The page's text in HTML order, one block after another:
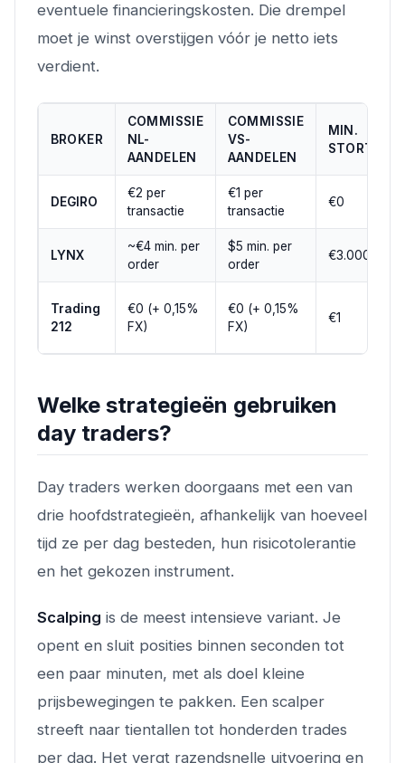
eventuele financieringskosten. Die drempel
moet je winst overstijgen vóór je netto iets
verdient.
BROKER
COMMISSIE
NL-
AANDELEN
COMMISSIE
VS-
AANDELEN
MIN.
STORTING
DEGIRO
€2 per
transactie
€1 per
transactie
€0
LYNX
~€4 min. per
order
$5 min. per
order
€3.000
Trading
212
€0 (+ 0,15%
FX)
€0 (+ 0,15%
FX)
€1
Welke strategieën gebruiken
day traders?
Day traders werken doorgaans met een van
drie hoofdstrategieën, afhankelijk van hoeveel
tijd ze per dag besteden, hun risicotolerantie
en het gekozen instrument.
Scalping is de meest intensieve variant. Je
opent en sluit posities binnen seconden tot
een paar minuten, met als doel kleine
prijsbewegingen te pakken. Een scalper
streeft naar tientallen tot honderden trades
per dag. Het vergt razendsnelle uitvoering en